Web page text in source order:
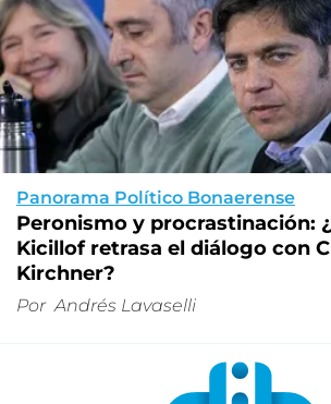
Panorama Político Bonaerense
Peronismo y procrastinación:
Kicillof retrasa el diálogo con
Kirchner?
Por Andrés Lavaselli